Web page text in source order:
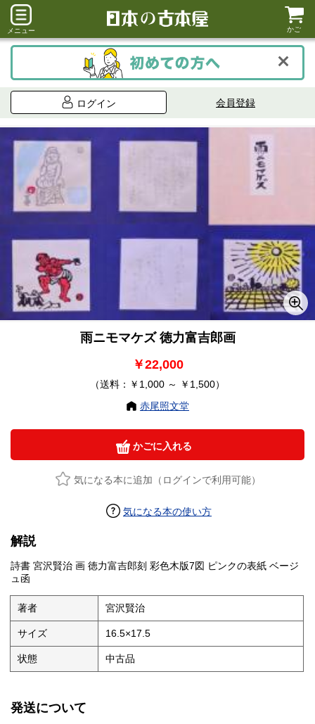
メニュー かご
ログイン 会員登録
雨ニモマケズ 徳力富吉郎画
￥22,000
（送料：￥1,000 ～ ￥1,500）
赤尾照文堂
かごに入れる
気になる本に追加（ログインで利用可能）
気になる本の使い方
解説
詩書 宮沢賢治 画 徳力富吉郎刻 彩色木版7図 ピンクの表紙 ベージ
ュ函
著者 宮沢賢治
サイズ 16.5×17.5
状態 中古品
発送について